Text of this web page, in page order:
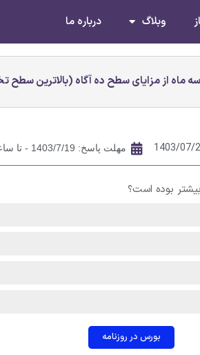
وبلاگ درباره ما
ماه از مزایای سطح ده آگاه (بالاترین سطح
1403/07/ مهلت پاسخ: 1403/7/19 - تا ساعت 23:59
بوده است؟
بورس در روزنامه